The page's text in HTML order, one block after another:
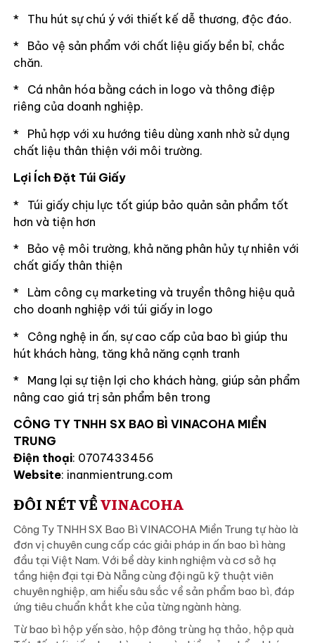
* Thu hút sự chú ý với thiết kế dễ thương, độc đáo.
* Bảo vệ sản phẩm với chất liệu giấy bền bỉ, chắc
chăn.
* Cá nhân hóa bằng cách in logo và thông điệp
riêng của doanh nghiệp.
* Phủ hợp với xu hướng tiêu dùng xanh nhờ sử dụng
chất liệu thân thiện với môi trường.
Lợi Ích Đặt Túi Giấy
* Túi giấy chịu lực tốt giúp bảo quản sản phẩm tốt
hơn và tiện hơn
* Bảo vệ môi trường, khả năng phân hủy tự nhiên với
chất giấy thân thiện
* Làm công cụ marketing và truyền thông hiệu quả
cho doanh nghiệp với túi giấy in logo
* Công nghệ in ấn, sự cao cấp của bao bì giúp thu
hút khách hàng, tăng khả năng cạnh tranh
* Mang lại sự tiện lợi cho khách hàng, giúp sản phẩm
nâng cao giá trị sản phẩm bên trong
CÔNG TY TNHH SX BAO BÌ VINACOHA MIỀN
TRUNG
Điện thoại: 0707433456
Website: inanmientrung.com
ĐÔI NÉT VỀVINACOHA
Công Ty TNHH SX Bao Bì VINACOHA Miền Trung tự hào là
đơn vị chuyên cung cấp các giải pháp in ấn bao bì hàng
đầu tại Việt Nam. Với bề dày kinh nghiệm và cơ sở hạ
tầng hiện đại tại Đà Nẵng cùng đội ngũ kỹ thuật viên
chuyên nghiệp, am hiểu sâu sắc về sản phẩm bao bì, đáp
ứng tiêu chuẩn khắt khe của từng ngành hàng.
Từ bao bì hộp yến sào, hộp đông trùng hạ thảo, hộp quà